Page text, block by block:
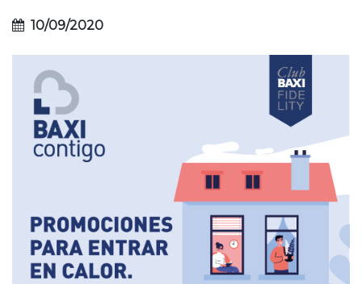
10/09/2020